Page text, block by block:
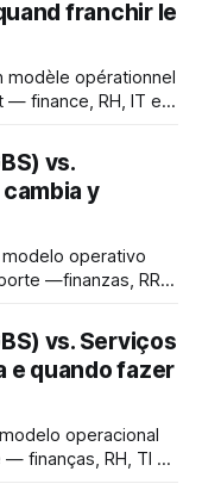
franchir le
modèle opérationnel
— finance, RH, IT et
structure de
partagés (CSP)
vs.
y
modelo operativo
—finanzas, RR.
bajo una
de servicios
vs. Serviços
e quando fazer
operacional
finanças, RH, TI e